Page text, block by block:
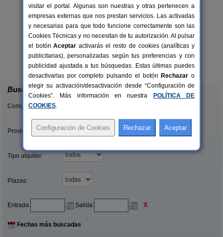
14 pers.
desde35 €
El Nido del Mirlo
Casarejos (Soria)
Buscar
Comunidades:
Provincias/Islas:
Tipo alquiler:
Plazas:
Entrada: Salida: X
Fechas más buscadas
visitar el portal. Algunas son nuestras y otras pertenecen a
empresas externas que nos prestan servicios. Las activadas
y necesarias para que todo funcione correctamente son las
Cookies Técnicas y no necesitan de tu autorización. Al pulsar
el botónAceptar activarás el resto de cookies (analíticas y
publicitarias), personalizadas según tus preferencias y con
publicidad ajustada a tus búsquedas. Estas últimas puedes
desactivarlas por completo pulsando el botón Rechazar o
elegir su activación/desactivación desde “Configuración de
Cookies”. Más información en nuestra
POLÍTICA DE
COOKIES.